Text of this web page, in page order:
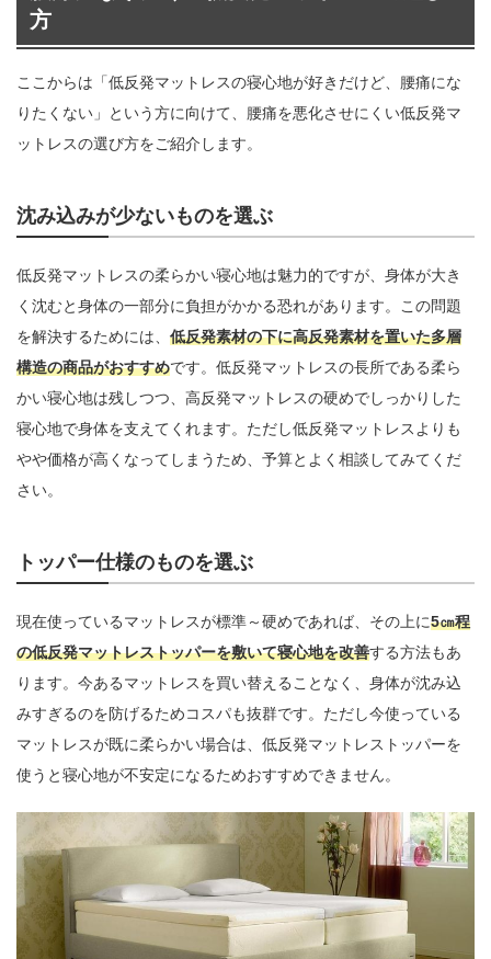
方
ここからは「低反発マットレスの寝心地が好きだけど、腰痛にな
りたくない」という方に向けて、腰痛を悪化させにくい低反発マ
ットレスの選び方をご紹介します。
沈み込みが少ないものを選ぶ
低反発マットレスの柔らかい寝心地は魅力的ですが、身体が大き
く沈むと身体の一部分に負担がかかる恐れがあります。この問題
を解決するためには、 低反発素材の下に高反発素材を置いた多層
構造の商品がおすすめです。低反発マットレスの長所である柔ら
かい寝心地は残しつつ、高反発マットレスの硬めでしっかりした
寝心地で身体を支えてくれます。ただし低反発マットレスよりも
やや価格が高くなってしまうため、予算とよく相談してみてくだ
さい。
トッパー仕様のものを選ぶ
現在使っているマットレスが標準～硬めであれば、その上に5㎝程
の低反発マットレストッパーを敷いて寝心地を改善する方法もあ
ります。今あるマットレスを買い替えることなく、身体が沈み込
みすぎるのを防げるためコスパも抜群です。ただし今使っている
マットレスが既に柔らかい場合は、低反発マットレストッパーを
使うと寝心地が不安定になるためおすすめできません。